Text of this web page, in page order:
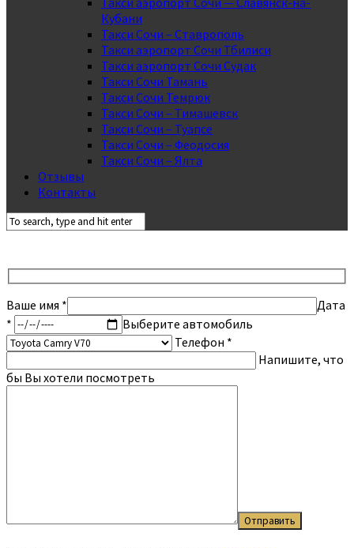
Кубани
Такси Сочи – Ставрополь
Такси аэропорт Сочи Тбилиси
Такси аэропорт Сочи Судак
Такси Сочи Тамань
Такси Сочи Темрюк
Такси Сочи – Тимашевск
Такси Сочи – Туапсе
Такси Сочи – Феодосия
Такси Сочи – Ялта
Отзывы
Контакты
Ваше имя *
Дата
*
Выберите автомобиль
Телефон *
Напишите, что
бы Вы хотели посмотреть